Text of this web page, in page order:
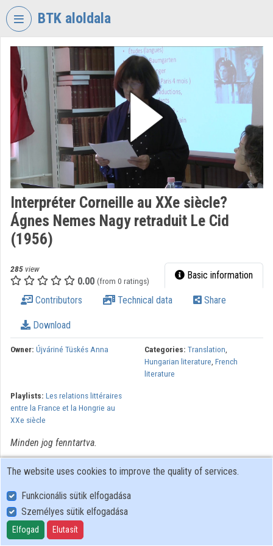
Skip header
BTK aloldala
VIDEO TORIUM
RESEARCH
CENTRE
FOR
THE
HUMANTITIES
Organization home
Organization discovery
Categories
Organization playlists
Organizations
Contributors
Interpréter Corneille au XXe siècle?
Ágnes Nemes Nagy retraduit Le Cid
(1956)
285 view
0.00 (from 0 ratings) Basic information
Contributors Technical data Share
Download
Owner: Újváriné Tüskés Anna Categories: Translation,
Hungarian literature, French
literature
Playlists: Les relations littéraires
entre la France et la Hongrie au
XXe siècle
Minden jog fenntartva.
User Policy
Adatkezelési tájékoztató (en)
Cookie Policy
The website uses cookies to improve the quality of services.
Funkcionális sütik elfogadása
Személyes sütik elfogadása
Elfogad Elutasít